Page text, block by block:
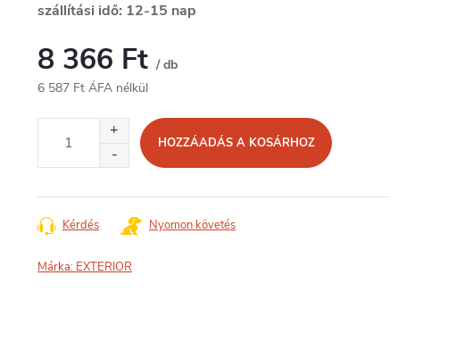
szállítási idő: 12-15 nap
8 366 Ft / db
6 587 Ft ÁFA nélkül
HOZZÁADÁS A KOSÁRHOZ
Kérdés Nyomon követés
Márka: EXTERIOR